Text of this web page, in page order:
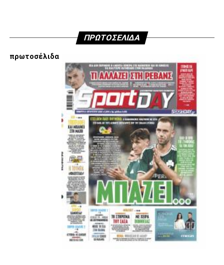
Εμείς είμαστε μόνο Π.Α.Ο.Κ.
Μόνο τα 4 γράμματα έχουν σημασία για εμάς και
ΚΑΝΕΝΑΣ δεν είναι πάνω απο αυτά τα ιερά γράμματα.
ADVERTISEMENT
ΑΜΠΑΛΑΕΑ, ΜΑΚΕΔΟΝΕΣ, ΤΟΥΜΠΑ, #031#
ΠΡΩΤΟΣΕΛΙΔΑ
πρωτοσέλιδα